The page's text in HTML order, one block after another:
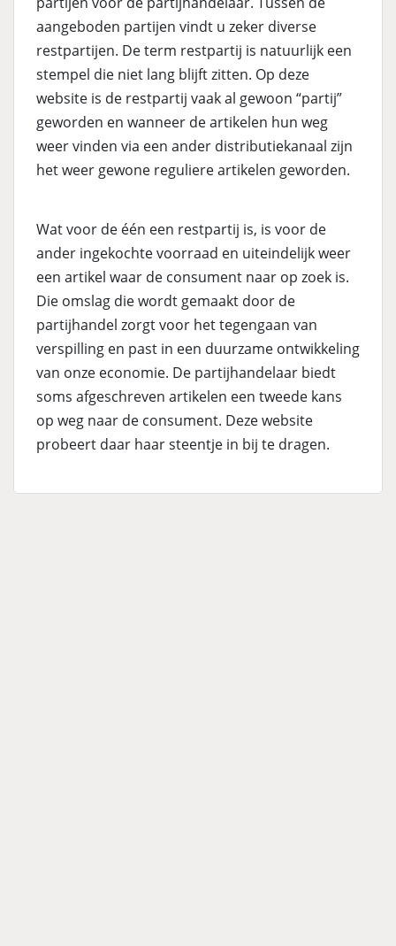
aangeboden partijen vindt u zeker diverse
restpartijen. De term restpartij is natuurlijk een
stempel die niet lang blijft zitten. Op deze
website is de restpartij vaak al gewoon “partij”
geworden en wanneer de artikelen hun weg
weer vinden via een ander distributiekanaal zijn
het weer gewone reguliere artikelen geworden.
Wat voor de één een restpartij is, is voor de
ander ingekochte voorraad en uiteindelijk weer
een artikel waar de consument naar op zoek is.
Die omslag die wordt gemaakt door de
partijhandel zorgt voor het tegengaan van
verspilling en past in een duurzame ontwikkeling
van onze economie. De partijhandelaar biedt
soms afgeschreven artikelen een tweede kans
op weg naar de consument. Deze website
probeert daar haar steentje in bij te dragen.